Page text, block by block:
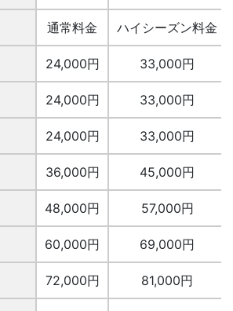
通常料金
24,000円
24,000円
24,000円
36,000円
48,000円
60,000円
72,000円
ハイシーズン料金
33,000円
33,000円
33,000円
45,000円
57,000円
69,000円
81,000円